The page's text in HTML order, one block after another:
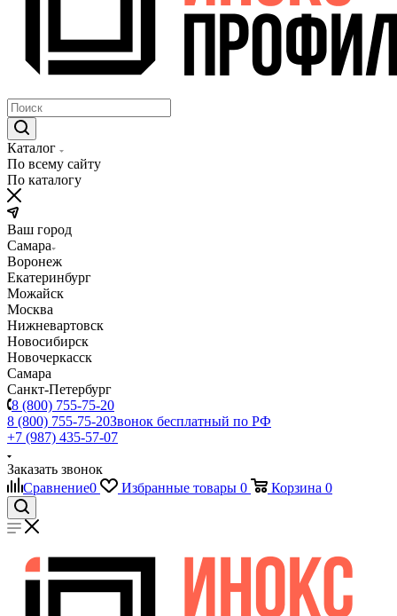
Каталог
По всему сайту
По каталогу
Ваш город
Самара
Воронеж
Екатеринбург
Можайск
Москва
Нижневартовск
Новосибирск
Новочеркасск
Самара
Санкт-Петербург
8 (800) 755-75-20
8 (800) 755-75-20Звонок бесплатный по РФ
+7 (987) 435-57-07
Заказать звонок
Сравнение0 Избранные товары 0 Корзина 0